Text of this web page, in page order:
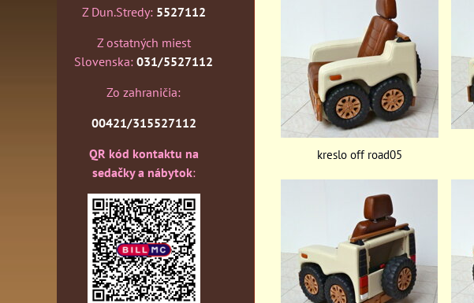
kreslo off road05
Z Dun.Stredy: 5527112
Z ostatných miest
Slovenska: 031/5527112
Zo zahraničia:
00421/315527112
QR kód kontaktu na
sedačky a nábytok: